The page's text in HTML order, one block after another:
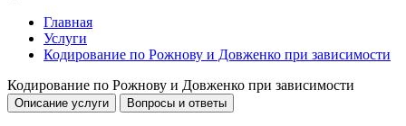
Главная
Услуги
Кодирование по Рожнову и Довженко при зависимости
Кодирование по Рожнову и Довженко при зависимости
Описание услуги Вопросы и ответы